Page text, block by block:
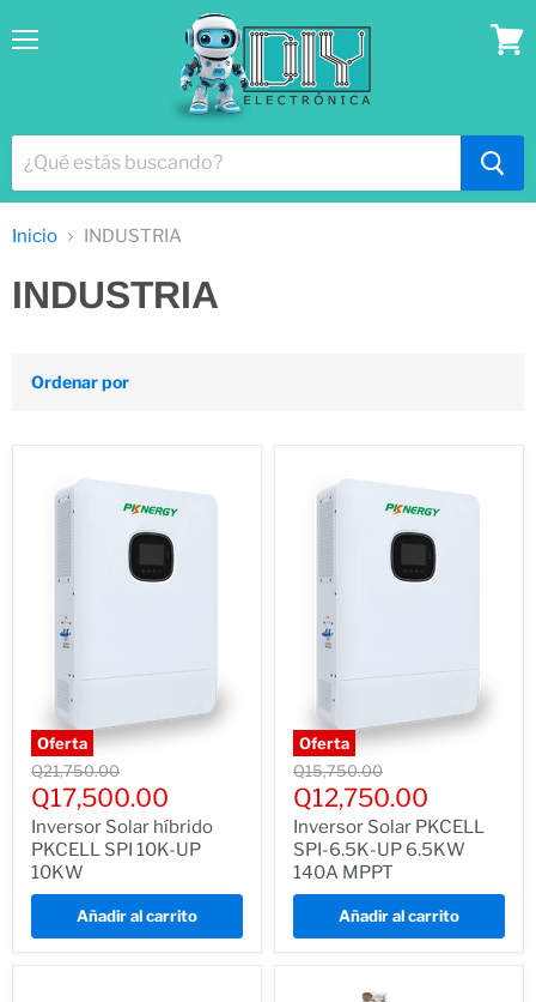
Inicio INDUSTRIA
INDUSTRIA
Ordenar por
Oferta
Precio
normal
Q21,750.00
Precio
actual
Q17,500.00
Inversor Solar híbrido
PKCELL SPI 10K-UP
10KW
Añadir al carrito
Oferta
Precio
normal
Q15,750.00
Precio
actual
Q12,750.00
Inversor Solar PKCELL
SPI‑6.5K‑UP 6.5KW
140A MPPT
Añadir al carrito